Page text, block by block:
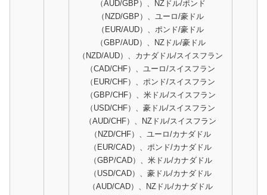
（AUD/GBP）、NZドル/ポンド
（NZD/GBP）、ユーロ/豪ドル
（EUR/AUD）、ポンド/豪ドル
（GBP/AUD）、NZドル/豪ドル
（NZD/AUD）、カナダドル/スイスフラン
（CAD/CHF）、ユーロ/スイスフラン
（EUR/CHF）、ポンド/スイスフラン
（GBP/CHF）、米ドル/スイスフラン
（USD/CHF）、豪ドル/スイスフラン
（AUD/CHF）、NZドル/スイスフラン
（NZD/CHF）、ユーロ/カナダドル
（EUR/CAD）、ポンド/カナダドル
（GBP/CAD）、米ドル/カナダドル
（USD/CAD）、豪ドル/カナダドル
（AUD/CAD）、NZドル/カナダドル